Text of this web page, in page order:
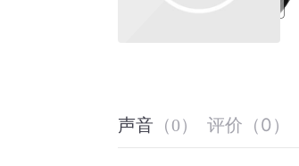
声音 （0） 评价 （0 ）